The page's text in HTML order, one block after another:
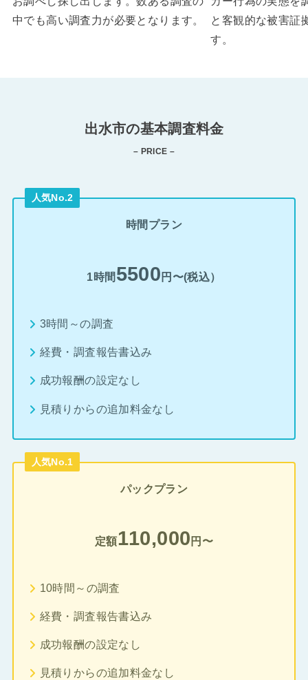
中でも高い調査力が必要となります。
と客観的な被害証
す。
出水市の基本調査料金
– PRICE –
人気No.2
時間プラン
1時間 5500 円〜(税込）
3時間～の調査
経費・調査報告書込み
成功報酬の設定なし
見積りからの追加料金なし
人気No.1
パックプラン
定額110,000 円〜
10時間～の調査
経費・調査報告書込み
成功報酬の設定なし
見積りからの追加料金なし